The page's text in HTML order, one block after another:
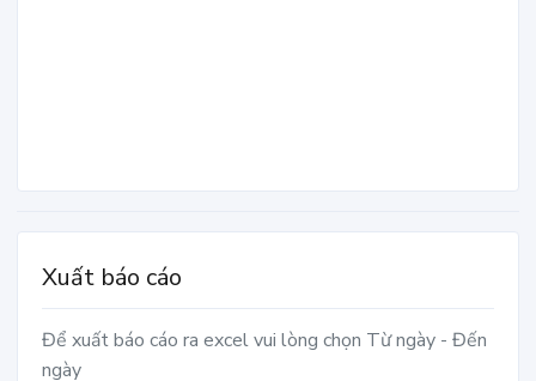
Xuất báo cáo
Để xuất báo cáo ra excel vui lòng chọn Từ ngày - Đến
ngày